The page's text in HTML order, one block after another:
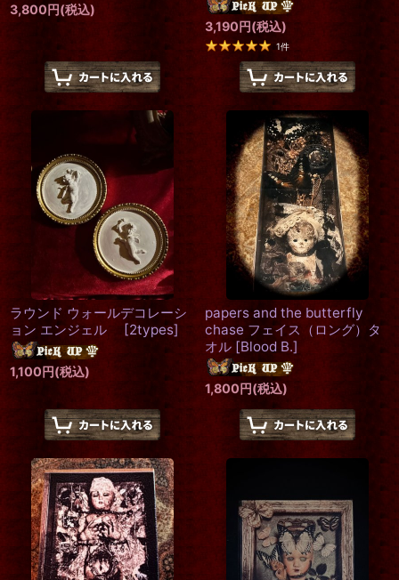
3,800円(税込)
3,190円(税込)
1件
ラウンド ウォールデコレーシ
ョン エンジェル
[2types]
1,100円(税込)
papers and the butterfly
chase フェイス（ロング）タ
オル [Blood B.]
1,800円(税込)